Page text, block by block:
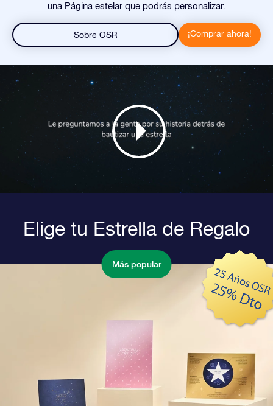
una Página estelar que podrás personalizar.
Sobre OSR ¡Comprar ahora!
Elige tu Estrella de Regalo
Más popular